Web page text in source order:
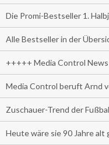
Die Promi-Bestseller 1.
Alle Bestseller in der
+++++ Media Control
Media Control beruft Arnd
Zuschauer-Trend der
Heute wäre sie 90 Jahre alt